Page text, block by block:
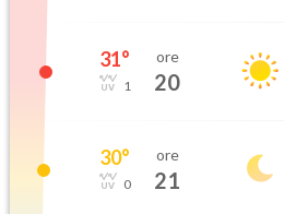
31°
1
ore
20
30°
0
ore
21